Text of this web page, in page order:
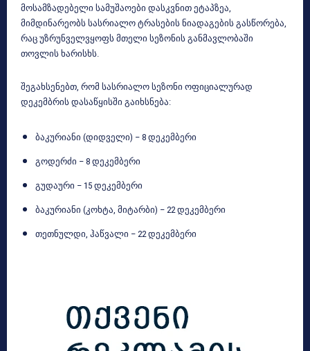
მოსამზადებელი სამუშაოები დასკვნით ეტაპზეა,
მიმდინარეობს სასრიალო ტრასების ნიადაგების გასწორება,
რაც უზრუნველვყოფს მთელი სეზონის განმავლობაში
თოვლის ხარისხს.
შეგახსენებთ, რომ სასრიალო სეზონი ოფიციალურად
დეკემბრის დასაწყისში გაიხსნება:
ბაკურიანი (დიდველი) – 8 დეკემბერი
გოდერძი – 8 დეკემბერი
გუდაური – 15 დეკემბერი
ბაკურიანი (კოხტა, მიტარბი) – 22 დეკემბერი
თეთნულდი, ჰაწვალი – 22 დეკემბერი